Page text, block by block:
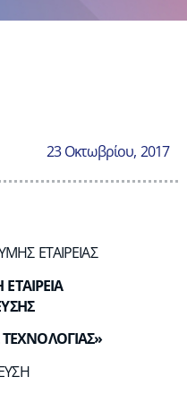
23 Οκτωβρίου, 2017
ΕΤΑΙΡΕΙΑΣ